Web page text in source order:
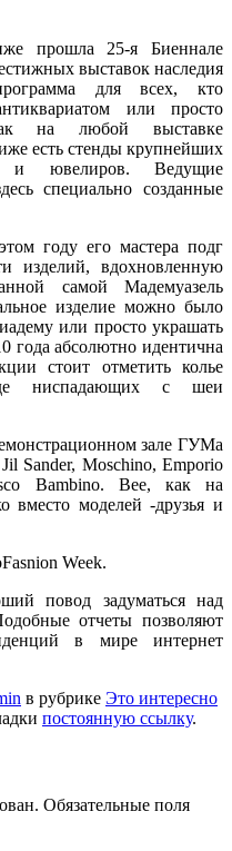
прошла 25-я Биеннале
выставок наследия
для всех, кто
или просто
на любой выставке
есть стенды крупнейших
и ювелиров. Ведущие
специально созданные
году его мастера подг
изделий, вдохновленную
самой Мадемуазель
изделие можно было
или просто украшать
года абсолютно идентична
стоит отметить колье
ниспадающих с шеи
зале ГУМа
Sander, Moschino, Emporio
Bambino. Bee, как на
вместо моделей -друзья и
Week.
повод задуматься над
отчеты позволяют
в мире интернет
в рубрике Это интересно
постоянную ссылку.
Обязательные поля